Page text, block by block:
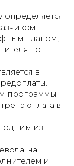
определяется
планом,
по
в
программы
оплата в
одним из
на
и